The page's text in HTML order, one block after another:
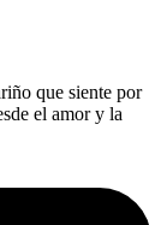
que siente por
el amor y la